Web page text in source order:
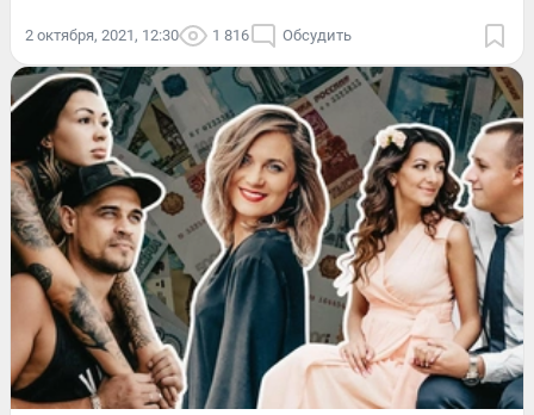
2 октября, 2021, 12:30 1 816 Обсудить